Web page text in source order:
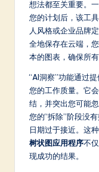
想法都至关重要。
您的计划后，该工
人风格或企业品牌
全地保存在云端，
本的图表，确保所
“AI洞察”功能通过
您的工作质量。它
结，并突出您可能
您的“拆除”阶段没
日期过于接近。这
树状图应用程序不
现成功的结果。